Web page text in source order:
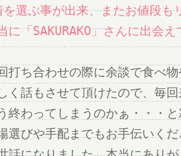
を選ぶ事が出来、またお値段も
に「SAKURAKO」さんに出会
打ち合わせの際に余談で食べ
く話もさせて頂けたので、毎
終わってしまうのかぁ・・・
選びや手配までもお手伝いく